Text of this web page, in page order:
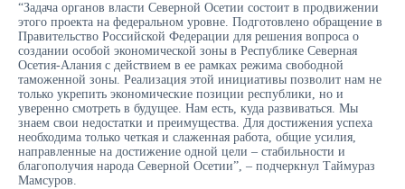
“Задача органов власти Северной Осетии состоит в продвижении
этого проекта на федеральном уровне. Подготовлено обращение в
Правительство Российской Федерации для решения вопроса о
создании особой экономической зоны в Республике Северная
Осетия-Алания с действием в ее рамках режима свободной
таможенной зоны. Реализация этой инициативы позволит нам не
только укрепить экономические позиции республики, но и
уверенно смотреть в будущее. Нам есть, куда развиваться. Мы
знаем свои недостатки и преимущества. Для достижения успеха
необходима только четкая и слаженная работа, общие усилия,
направленные на достижение одной цели – стабильности и
благополучия народа Северной Осетии”, – подчеркнул Таймураз
Мамсуров.